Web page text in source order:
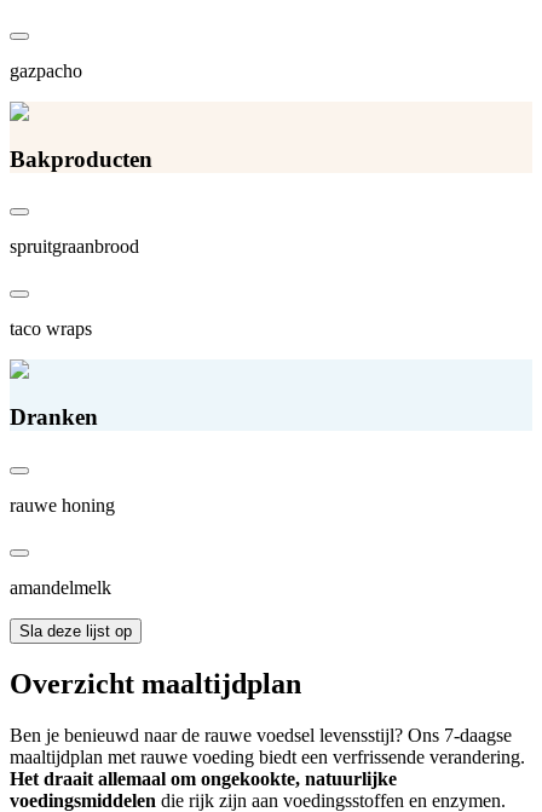
gazpacho
Bakproducten
spruitgraanbrood
taco wraps
Dranken
rauwe honing
amandelmelk
Sla deze lijst op
Overzicht maaltijdplan
Ben je benieuwd naar de rauwe voedsel levensstijl? Ons 7-daagse
maaltijdplan met rauwe voeding biedt een verfrissende verandering.
Het draait allemaal om ongekookte, natuurlijke
voedingsmiddelen die rijk zijn aan voedingsstoffen en enzymen.